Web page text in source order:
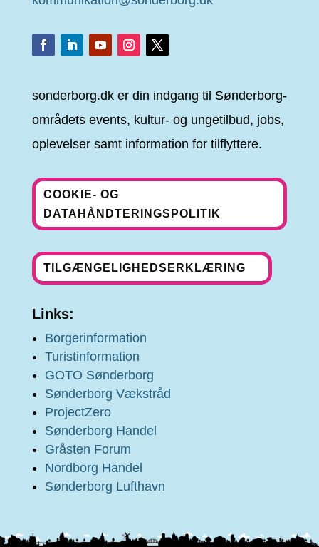
sonderborg.dk er din indgang til Sønderborg-
områdets events, kultur- og ungetilbud, jobs,
oplevelser samt information for tilflyttere.
COOKIE- OG
DATAHÅNDTERINGSPOLITIK
TILGÆNGELIGHEDSERKLÆRING
Links:
Borgerinformation
Turistinformation
GOTO Sønderborg
Sønderborg Vækstråd
ProjectZero
Sønderborg Handel
Gråsten Forum
Nordborg Handel
Sønderborg Lufthavn